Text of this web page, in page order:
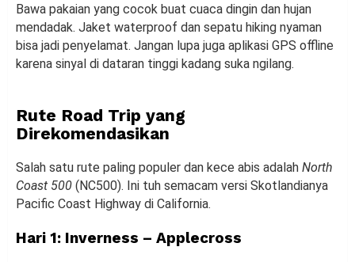
Bawa pakaian yang cocok buat cuaca dingin dan hujan
mendadak. Jaket waterproof dan sepatu hiking nyaman
bisa jadi penyelamat. Jangan lupa juga aplikasi GPS offline
karena sinyal di dataran tinggi kadang suka ngilang.
Rute Road Trip yang
Direkomendasikan
Salah satu rute paling populer dan kece abis adalah North
Coast 500 (NC500). Ini tuh semacam versi Skotlandianya
Pacific Coast Highway di California.
Hari 1: Inverness – Applecross